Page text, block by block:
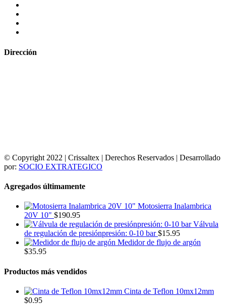
Dirección
© Copyright 2022 | Crissaltex | Derechos Reservados | Desarrollado
por: SOCIO EXTRATEGICO
Agregados últimamente
Motosierra Inalambrica
20V 10" $190.95
Válvula
de regulación de presiónpresión: 0-10 bar $15.95
Medidor de flujo de argón
$35.95
Productos más vendidos
Cinta de Teflon 10mx12mm
$0.95